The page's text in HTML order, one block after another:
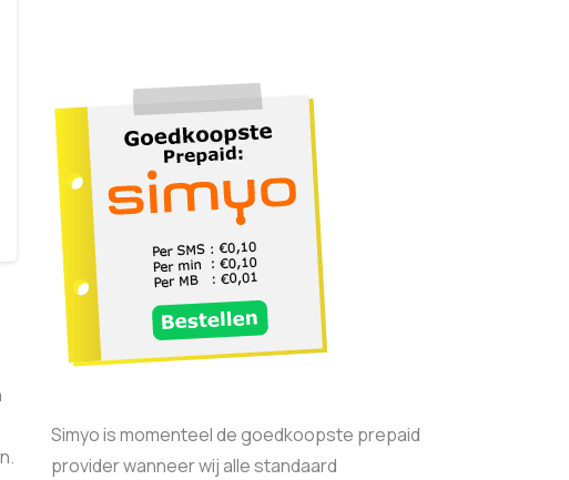
Simyo is momenteel de goedkoopste prepaid
provider wanneer wij alle standaard